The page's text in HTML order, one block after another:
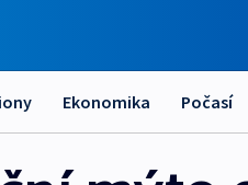
Ekonomika Počasí